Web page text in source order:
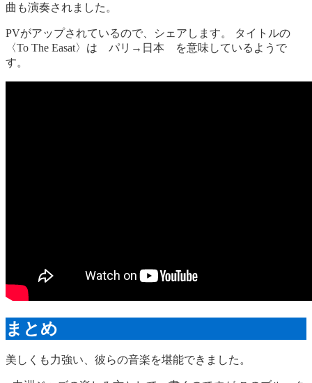
曲も演奏されました。
PVがアップされているので、シェアします。 タイトルの
〈To The Easat〉は パリ→日本 を意味しているようで
す。
まとめ
美しくも力強い、彼らの音楽を堪能できました。